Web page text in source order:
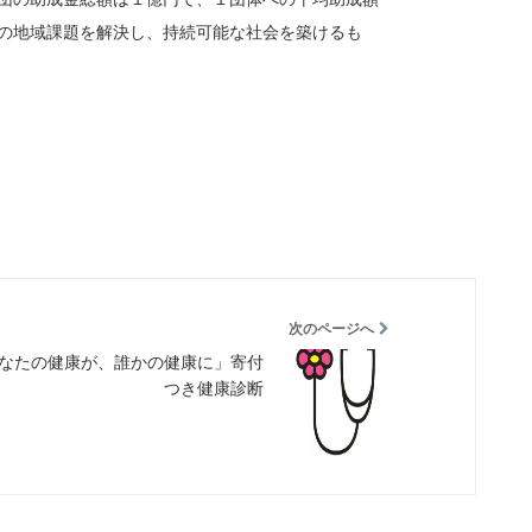
域課題を解決し、持続可能な社会を築けるも
次のページへ
たの健康が、誰かの健康に」寄付
つき健康診断